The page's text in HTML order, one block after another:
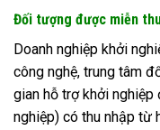
Đối tượng được miễn
Doanh nghiệp khởi
công nghệ, trung tâm
gian hỗ trợ khởi
nghiệp) có thu nhập từ